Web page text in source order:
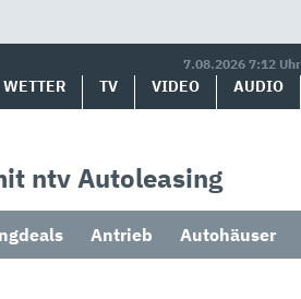
7.08.2026 7:12
WETTER TV VIDEO AUDIO
ntv Autoleasing
Antrieb Autohäuser